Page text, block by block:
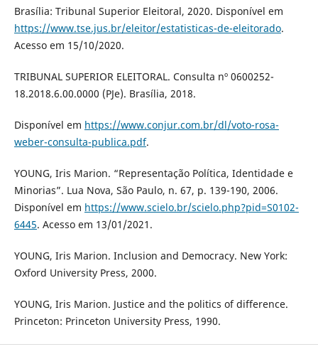
Brasília: Tribunal Superior Eleitoral, 2020. Disponível em
https://www.tse.jus.br/eleitor/estatisticas-de-eleitorado.
Acesso em 15/10/2020.
TRIBUNAL SUPERIOR ELEITORAL. Consulta nº 0600252-
18.2018.6.00.0000 (PJe). Brasília, 2018.
Disponível em https://www.conjur.com.br/dl/voto-rosa-
weber-consulta-publica.pdf.
YOUNG, Iris Marion. “Representação Política, Identidade e
Minorias”. Lua Nova, São Paulo, n. 67, p. 139-190, 2006.
Disponível em https://www.scielo.br/scielo.php?pid=S0102-
6445. Acesso em 13/01/2021.
YOUNG, Iris Marion. Inclusion and Democracy. New York:
Oxford University Press, 2000.
YOUNG, Iris Marion. Justice and the politics of difference.
Princeton: Princeton University Press, 1990.